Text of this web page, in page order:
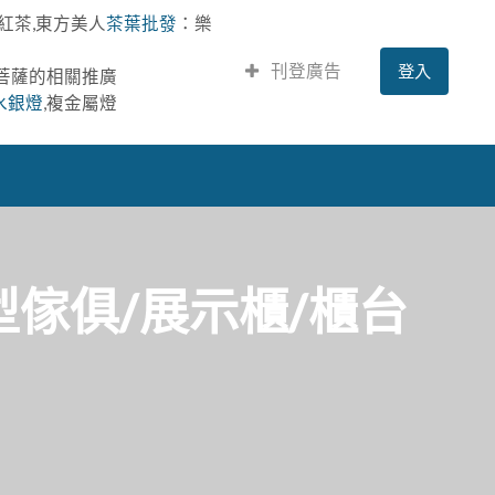
茶,東方美人 茶葉批發 ：樂
薩的相關推廣
銀燈 ,複金屬燈
刊登廣告 登入
傢俱/展示櫃/櫃台